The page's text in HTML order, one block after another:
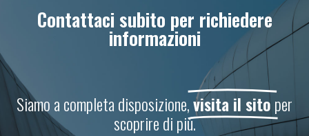
Contattaci subito per richiedere
informazioni
Siamo a completa disposizione,visita il sitoper
scoprire di più.